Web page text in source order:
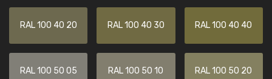
RAL 100 40 20 RAL 100 40 30 RAL 100 40 40
RAL 100 50 05 RAL 100 50 10 RAL 100 50 20